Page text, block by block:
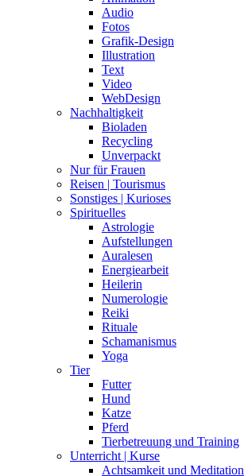
Audio
Fotos
Grafik-Design
Illustration
Text
Video
WebDesign
Nachhaltigkeit
Bioladen
Recycling
Unverpackt
Nur für Frauen
Reisen | Tourismus
Sonstiges | Kurioses
Spirituelles
Astrologie
Aufstellungen
Auralesen
Energiearbeit
Heilerin
Numerologie
Reiki
Rituale
Schamanismus
Yoga
Tier
Futter
Hund
Katze
Pferd
Tierbetreuung und Training
Unterricht | Kurse
Achtsamkeit und Meditation